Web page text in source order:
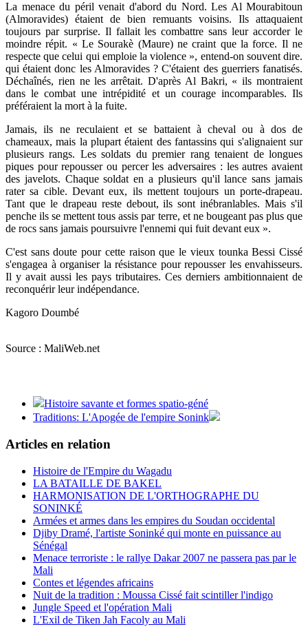
La menace du péril venait d'abord du Nord. Les Al Mourabitoun
(Almoravides) étaient de bien remuants voisins. Ils attaquaient
toujours par surprise. Il fallait les combattre sans leur accorder le
moindre répit. « Le Sourakè (Maure) ne craint que la force. Il ne
respecte que celui qui emploie la violence », entend-on souvent dire.
qui étaient donc les Almoravides ? C'étaient des guerriers fanatisés.
Déchaînés, rien ne les arrêtait. D'après Al Bakri, « ils montraient
dans le combat une intrépidité et un courage incomparables. Ils
préféraient la mort à la fuite.
Jamais, ils ne reculaient et se battaient à cheval ou à dos de
chameaux, mais la plupart étaient des fantassins qui s'alignaient sur
plusieurs rangs. Les soldats du premier rang tenaient de longues
piques pour repousser ou percer les adversaires : les autres avaient
des javelots. Chaque soldat en a plusieurs qu'il lance sans jamais
rater sa cible. Devant eux, ils mettent toujours un porte-drapeau.
Tant que le drapeau reste debout, ils sont inébranlables. Mais s'il
penche ils se mettent tous assis par terre, et ne bougeant pas plus que
de rocs sans jamais poursuivre l'ennemi qui fuit devant eux ».
C'est sans doute pour cette raison que le vieux tounka Bessi Cissé
s'engagea à organiser la résistance pour repousser les envahisseurs.
Il y avait aussi les pays tributaires. Ces derniers ambitionnaient de
reconquérir leur indépendance.
Kagoro Doumbé
Source : MaliWeb.net
Histoire savante et formes spatio-géné
Traditions: L'Apogée de l'empire Sonink
Articles en relation
Histoire de l'Empire du Wagadu
LA BATAILLE DE BAKEL
HARMONISATION DE L'ORTHOGRAPHE DU
SONINKÉ
Armées et armes dans les empires du Soudan occidental
Djiby Dramé, l'artiste Soninké qui monte en puissance au
Sénégal
Menace terroriste : le rallye Dakar 2007 ne passera pas par le
Mali
Contes et légendes africains
Nuit de la tradition : Moussa Cissé fait scintiller l'indigo
Jungle Speed et l'opération Mali
L'Exil de Tiken Jah Facoly au Mali